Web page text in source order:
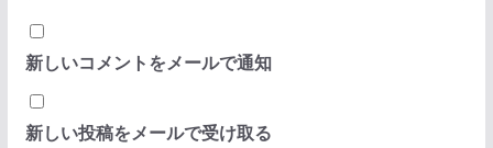
新しいコメントをメールで通知
新しい投稿をメールで受け取る